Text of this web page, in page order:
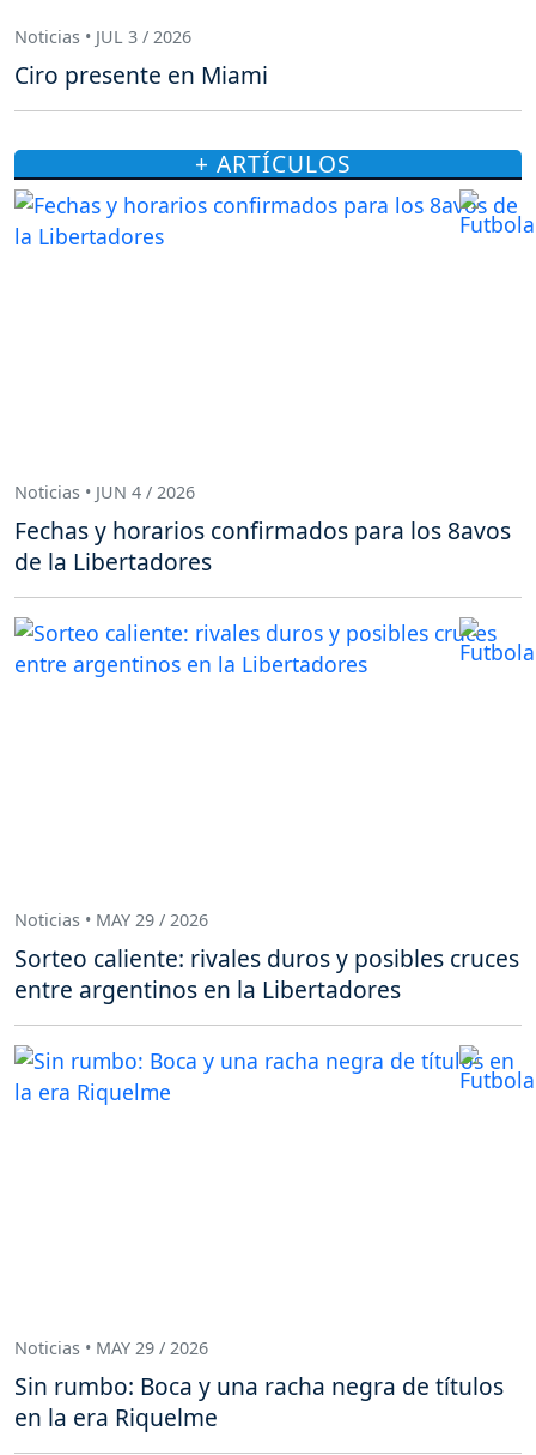
Noticias • JUL 3 / 2026
Ciro presente en Miami
+ ARTÍCULOS
Noticias • JUN 4 / 2026
Fechas y horarios confirmados para los 8avos
de la Libertadores
Noticias • MAY 29 / 2026
Sorteo caliente: rivales duros y posibles cruces
entre argentinos en la Libertadores
Noticias • MAY 29 / 2026
Sin rumbo: Boca y una racha negra de títulos
en la era Riquelme